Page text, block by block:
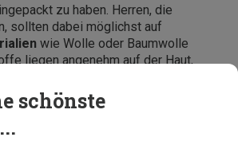
zu haben. Herren, die
sollten dabei möglichst auf
wie Wolle oder Baumwolle
liegen angenehm auf der Haut,
einigen synthetischen Materialien.
auch mehrere Tage unterwegs
Herren-Hoodie guten
schönste